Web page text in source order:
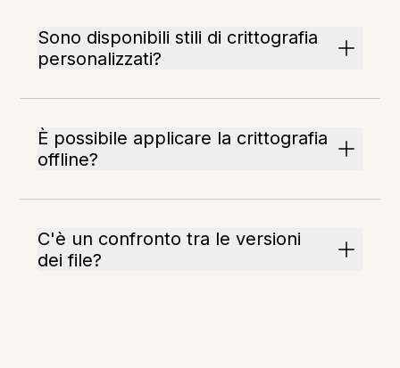
Sono disponibili stili di crittografia
personalizzati?
È possibile applicare la crittografia
offline?
C'è un confronto tra le versioni
dei file?